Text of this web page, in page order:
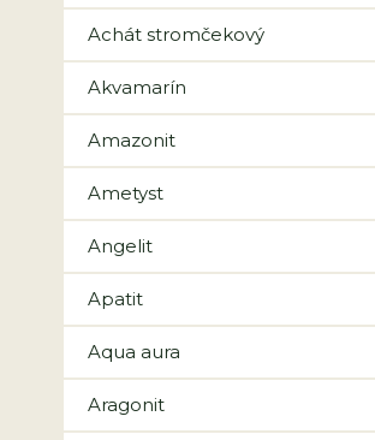
Achát stromčekový
Akvamarín
Amazonit
Ametyst
Angelit
Apatit
Aqua aura
Aragonit